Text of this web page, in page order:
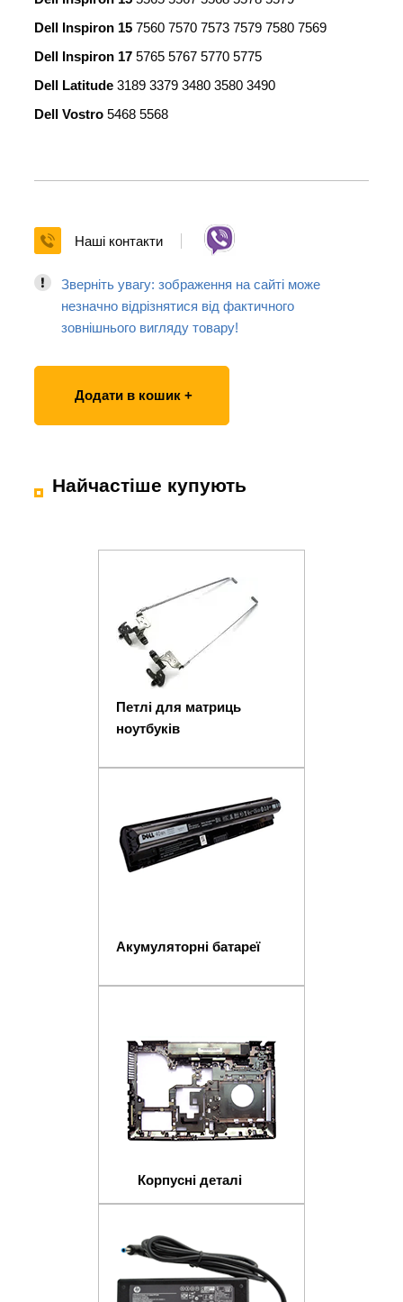
Dell Inspiron 15 7560 7570 7573 7579 7580 7569
Dell Inspiron 17 5765 5767 5770 5775
Dell Latitude 3189 3379 3480 3580 3490
Dell Vostro 5468 5568
Наші контакти
Зверніть увагу: зображення на сайті може
незначно відрізнятися від фактичного
зовнішнього вигляду товару!
Додати в кошик +
Найчастіше купують
Петлі для матриць
ноутбуків
Акумуляторні батареї
Корпусні деталі